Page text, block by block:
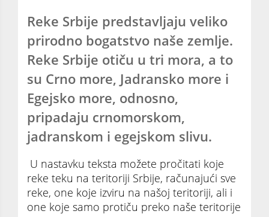
Reke Srbije predstavljaju veliko
prirodno bogatstvo naše zemlje.
Reke Srbije otiču u tri mora, a to
su Crno more, Jadransko more i
Egejsko more, odnosno,
pripadaju crnomorskom,
jadranskom i egejskom slivu.
U nastavku teksta možete pročitati koje
reke teku na teritoriji Srbije, računajući sve
reke, one koje izviru na našoj teritoriji, ali i
one koje samo protiču preko naše teritorije